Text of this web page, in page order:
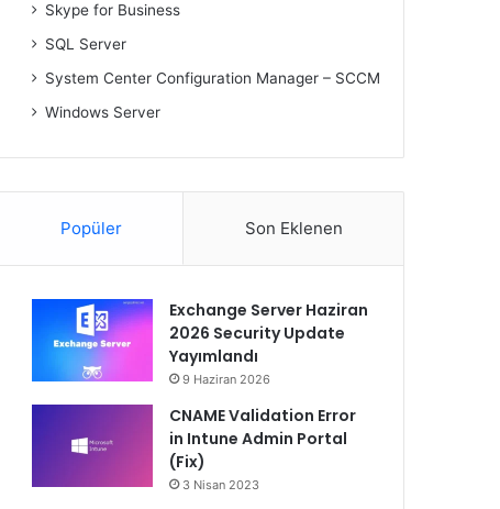
Skype for Business
SQL Server
System Center Configuration Manager – SCCM
Windows Server
Popüler Son Eklenen
Exchange Server Haziran
2026 Security Update
Yayımlandı
9 Haziran 2026
CNAME Validation Error
in Intune Admin Portal
(Fix)
3 Nisan 2023